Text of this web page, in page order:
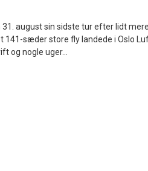
august sin sidste tur efter lidt
141-sæder store fly landede i Oslo
og nogle uger...